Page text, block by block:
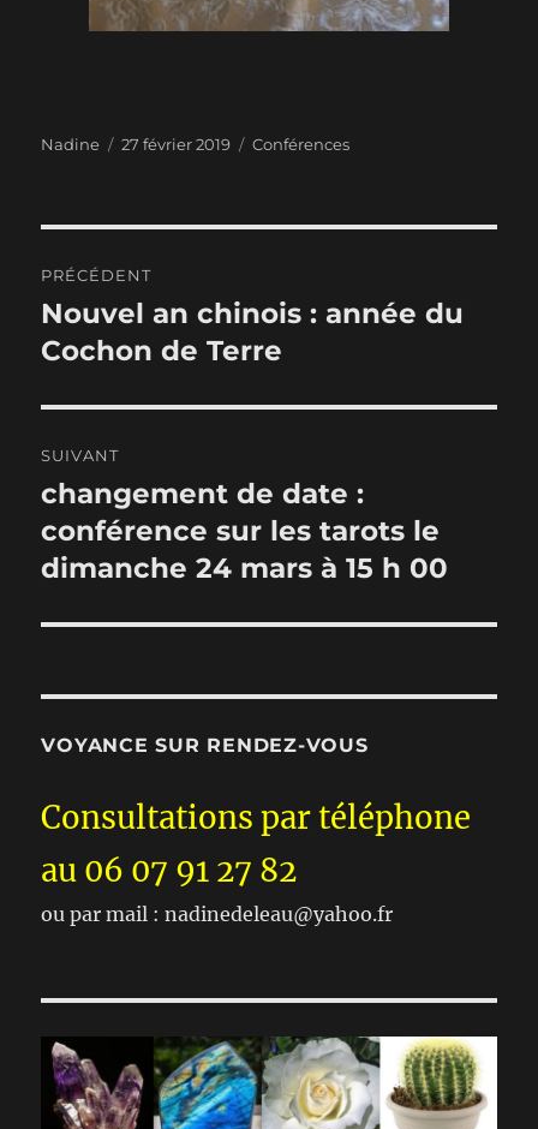
Auteur
Nadine
Publié
27 février 2019 Catégories
Conférences
de
l’article
PRÉCÉDENT
Publication
précédente :
Nouvel an chinois : année du
Cochon de Terre
SUIVANT
Publication
suivante :
changement de date :
conférence sur les tarots le
dimanche 24 mars à 15 h 00
VOYANCE SUR RENDEZ-VOUS
Consultations par téléphone
au 06 07 91 27 82
ou par mail : nadinedeleau@yahoo.fr